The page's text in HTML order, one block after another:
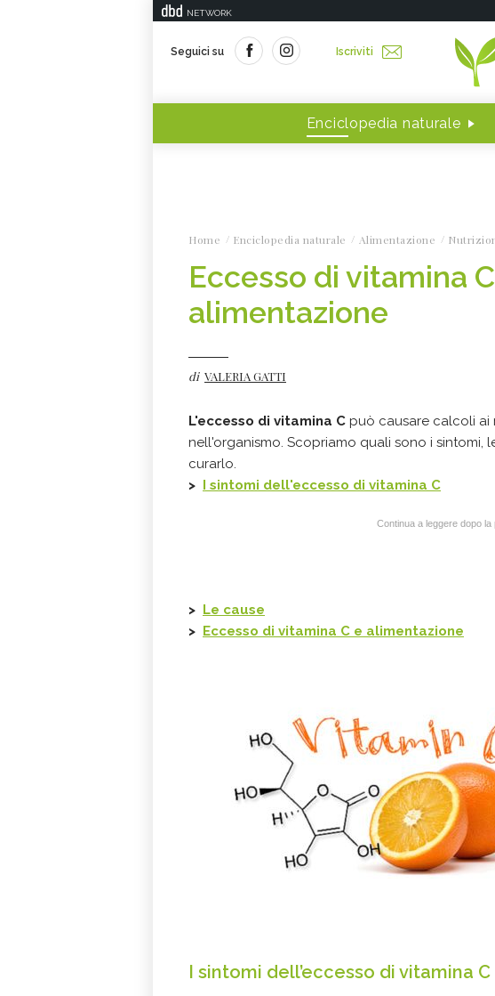
NETWORK
Seguici su Iscriviti
Enciclopedia naturale
Home Enciclopedia naturale Alimentazione
Eccesso di vitamina
alimentazione
di VALERIA GATTI
L'eccesso di vitamina C può causare calcoli ai
nell'organismo. Scopriamo quali sono i sintomi,
curarlo.
> I sintomi dell'eccesso di vitamina C
Continua a leggere dopo la
> Le cause
> Eccesso di vitamina C e alimentazione
I sintomi dell’eccesso di vitamina C